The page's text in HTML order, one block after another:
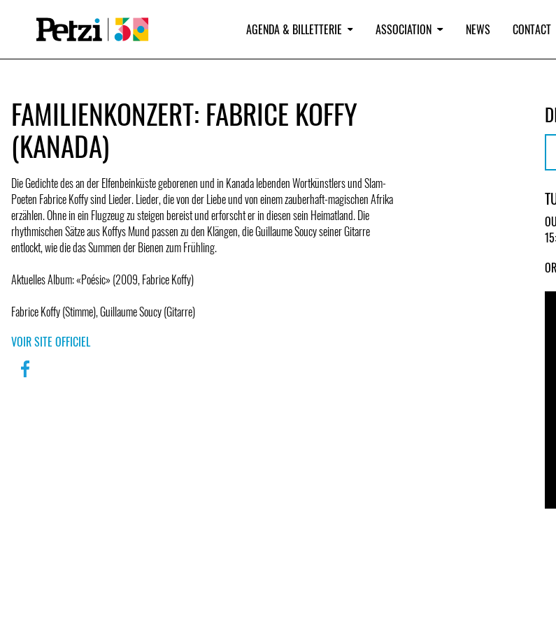
AGENDA & BILLETTERIE ASSOCIATION NEWS CONTACT
FAMILIENKONZERT: FABRICE KOFFY
(KANADA)
Die Gedichte des an der Elfenbeinküste geborenen und in Kanada lebenden Wortkünstlers und Slam-
Poeten Fabrice Koffy sind Lieder. Lieder, die von der Liebe und von einem zauberhaft-magischen Afrika
erzählen. Ohne in ein Flugzeug zu steigen bereist und erforscht er in diesen sein Heimatland. Die
rhythmischen Sätze aus Koffys Mund passen zu den Klängen, die Guillaume Soucy seiner Gitarre
entlockt, wie die das Summen der Bienen zum Frühling.
Aktuelles Album: «Poésic» (2009, Fabrice Koffy)
Fabrice Koffy (Stimme), Guillaume Soucy (Gitarre)
VOIR SITE OFFICIEL